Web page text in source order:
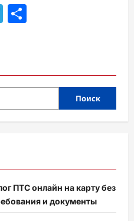
Telegram
Поиск
ПТС онлайн на карту без
и документы